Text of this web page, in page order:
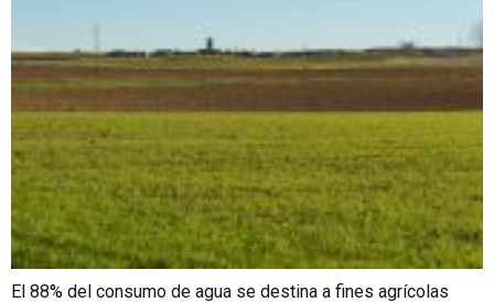
El 88% del consumo de agua se destina a fines agrícolas